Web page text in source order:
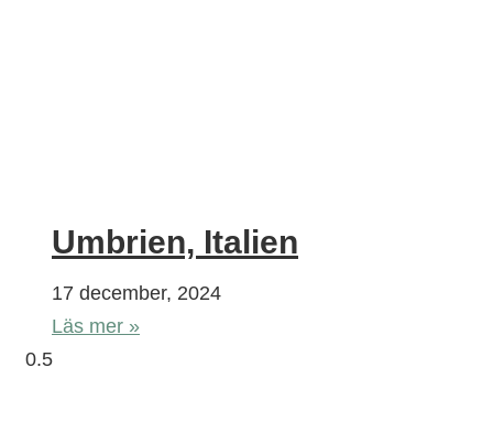
Umbrien, Italien
17 december, 2024
Läs mer »